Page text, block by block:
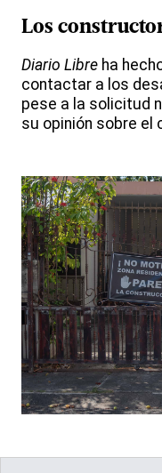
Los
Diario Libre ha
contactar a los
pese a la solicitud
su opinión sobre el